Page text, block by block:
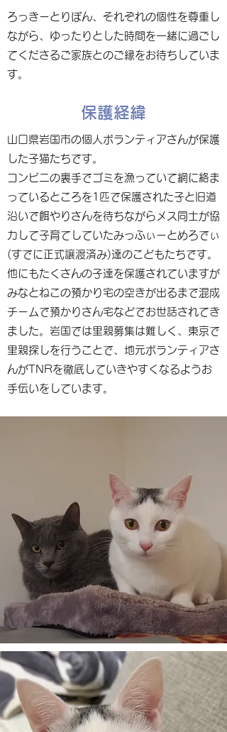
ろっきーとりぼん、それぞれの個性を尊重し
ながら、ゆったりとした時間を一緒に過ごし
てくださるご家族とのご縁をお待ちしていま
す。
保護経緯
山口県岩国市の個人ボランティアさんが保護
した子猫たちです。
コンビニの裏手でゴミを漁っていて網に絡ま
っているところを1匹で保護された子と旧道
沿いで餌やりさんを待ちながらメス同士が協
力して子育てしていたみっふぃーとめろでぃ
(すでに正式譲渡済み)達のこどもたちです。
他にもたくさんの子達を保護されていますが
みなとねこの預かり宅の空きが出るまで混成
チームで預かりさん宅などでお世話されてき
ました。岩国では里親募集は難しく、東京で
里親探しを行うことで、地元ボランティアさ
んがTNRを徹底していきやすくなるようお
手伝いをしています。